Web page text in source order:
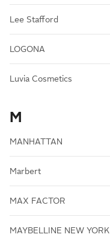
Lee Stafford
LOGONA
Luvia Cosmetics
M
MANHATTAN
Marbert
MAX FACTOR
MAYBELLINE NEW YORK